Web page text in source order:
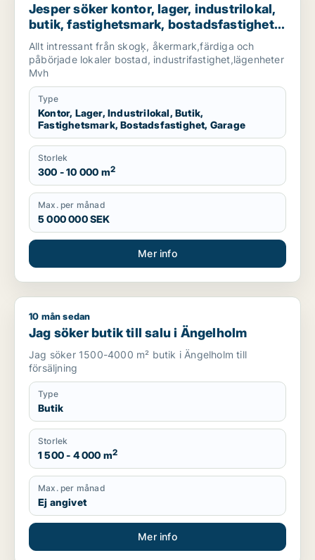
Jesper söker kontor, lager, industrilokal,
butik, fastighetsmark, bostadsfastighet
eller garage till salu i Surahammar,
Hallstahammar eller Västerås
Allt intressant från skogķ, åkermark,färdiga och
påbörjade lokaler bostad, industrifastighet,lägenheter
Mvh
Type
Kontor, Lager, Industrilokal, Butik,
Fastighetsmark, Bostadsfastighet, Garage
Storlek
300 - 10 000 m2
Max. per månad
5 000 000 SEK
Mer info
Jag söker butik till salu i Ängelholm
10 mån sedan
Jag söker butik till salu i Ängelholm
Jag söker 1500-4000 m² butik i Ängelholm till
försäljning
Type
Butik
Storlek
1 500 - 4 000 m2
Max. per månad
Ej angivet
Mer info